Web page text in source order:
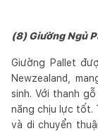
(8) Giường Ngủ
Giường Pallet
Newzealand,
sinh. Với thanh
năng chịu lực tốt.
và di chuyển